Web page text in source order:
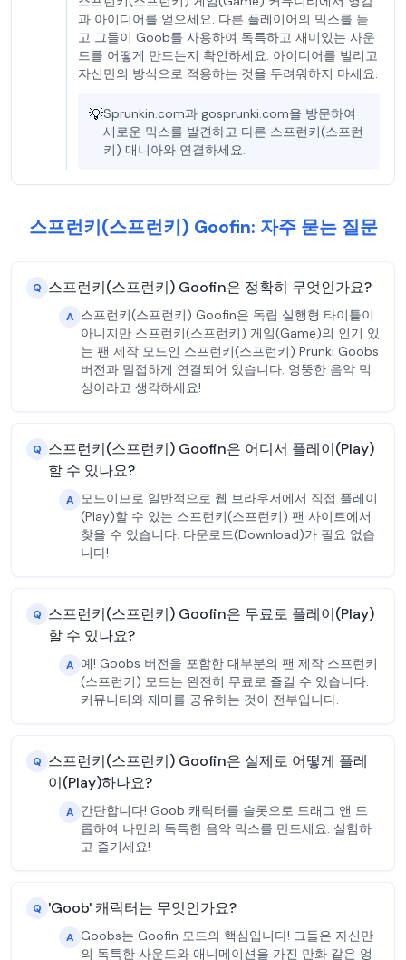
과 아이디어를 얻으세요. 다른 플레이어의 믹스를 듣
고 그들이 Goob를 사용하여 독특하고 재미있는 사운
드를 어떻게 만드는지 확인하세요. 아이디어를 빌리고
자신만의 방식으로 적용하는 것을 두려워하지 마세요.
💡Sprunkin.com과 gosprunki.com을 방문하여
새로운 믹스를 발견하고 다른 스프런키(스프런
키) 매니아와 연결하세요.
스프런키(스프런키) Goofin: 자주 묻는 질문
Q 스프런키(스프런키) Goofin은 정확히 무엇인가요?
A 스프런키(스프런키) Goofin은 독립 실행형 타이틀이
아니지만 스프런키(스프런키) 게임(Game)의 인기 있
는 팬 제작 모드인 스프런키(스프런키) Prunki Goobs
버전과 밀접하게 연결되어 있습니다. 엉뚱한 음악 믹
싱이라고 생각하세요!
Q 스프런키(스프런키) Goofin은 어디서 플레이(Play)
할 수 있나요?
A 모드이므로 일반적으로 웹 브라우저에서 직접 플레이
(Play)할 수 있는 스프런키(스프런키) 팬 사이트에서
찾을 수 있습니다. 다운로드(Download)가 필요 없습
니다!
Q 스프런키(스프런키) Goofin은 무료로 플레이(Play)
할 수 있나요?
A 예! Goobs 버전을 포함한 대부분의 팬 제작 스프런키
(스프런키) 모드는 완전히 무료로 즐길 수 있습니다.
커뮤니티와 재미를 공유하는 것이 전부입니다.
Q 스프런키(스프런키) Goofin은 실제로 어떻게 플레
이(Play)하나요?
A 간단합니다! Goob 캐릭터를 슬롯으로 드래그 앤 드
롭하여 나만의 독특한 음악 믹스를 만드세요. 실험하
고 즐기세요!
Q 'Goob' 캐릭터는 무엇인가요?
A Goobs는 Goofin 모드의 핵심입니다! 그들은 자신만
의 독특한 사운드와 애니메이션을 가진 만화 같은 엉